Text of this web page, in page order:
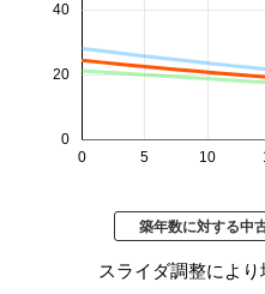
0 5 10
0
20
40
築年数に対する中
スライダ調整によ